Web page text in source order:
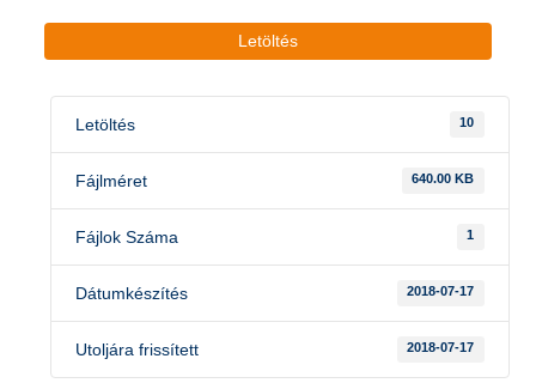
Letöltés
Letöltés 10
Fájlméret 640.00 KB
Fájlok Száma 1
Dátumkészítés 2018-07-17
Utoljára frissített 2018-07-17